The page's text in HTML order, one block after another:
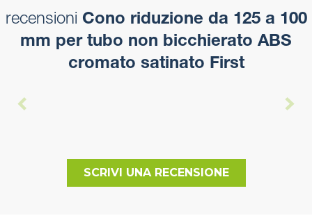
recensioni Cono riduzione da 125 a 100
mm per tubo non bicchierato ABS
cromato satinato First
SCRIVI UNA RECENSIONE